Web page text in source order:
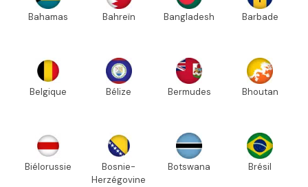
Bahamas Bahreïn Bangladesh Barbade
Belgique Bélize Bermudes Bhoutan
Biélorussie
Bosnie-
Herzégovine
Botswana Brésil